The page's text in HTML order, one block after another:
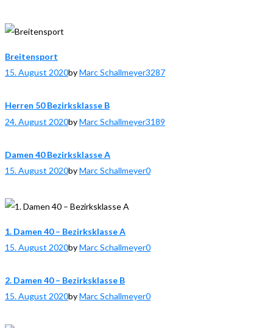
Breitensport
15. August 2020byMarc Schallmeyer3287
Herren 50 Bezirksklasse B
24. August 2020byMarc Schallmeyer3189
Damen 40 Bezirksklasse A
15. August 2020byMarc Schallmeyer0
1. Damen 40 – Bezirksklasse A
15. August 2020byMarc Schallmeyer0
2. Damen 40 – Bezirksklasse B
15. August 2020byMarc Schallmeyer0